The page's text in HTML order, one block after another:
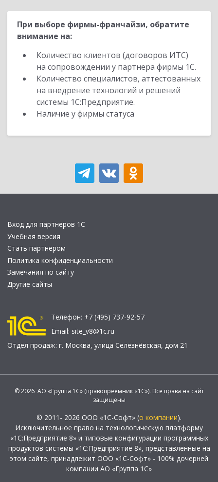
При выборе фирмы-франчайзи, обратите
внимание на:
Количество клиентов (договоров ИТС)
на сопровождении у партнера фирмы 1С.
Количество специалистов, аттестованных
на внедрение технологий и решений
системы 1С:Предприятие.
Наличие у фирмы статуса
Вход для партнеров 1С
Учебная версия
Стать партнером
Политика конфиденциальности
Замечания по сайту
Другие сайты
Телефон: +7 (495) 737-92-57
Email: site_v8@1c.ru
Отдел продаж: г. Москва, улица Селезнёвская, дом 21
© 2026 АО «Группа 1С» (правопреемник «1С»). Все права на сайт
защищены
© 2011- 2026 ООО «1С-Софт» (о компании).
Исключительное право на технологическую платформу
«1С:Предприятие 8» и типовые конфигурации программных
продуктов системы «1С:Предприятие 8», представленные на
этом сайте, принадлежит ООО «1С-Софт» - 100% дочерней
компании АО «Группа 1С»